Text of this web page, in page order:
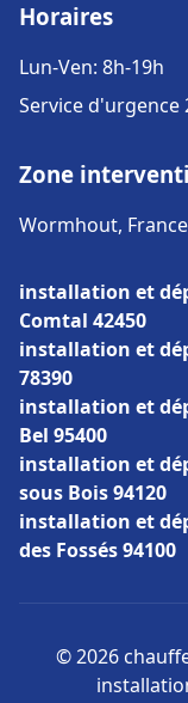
Horaires
Lun-Ven: 8h-19h
Service d'urgence
Zone
Wormhout, France
installation et
Comtal 42450
installation et
78390
installation et
Bel 95400
installation et
sous Bois 94120
installation et
des Fossés 94100
© 2026